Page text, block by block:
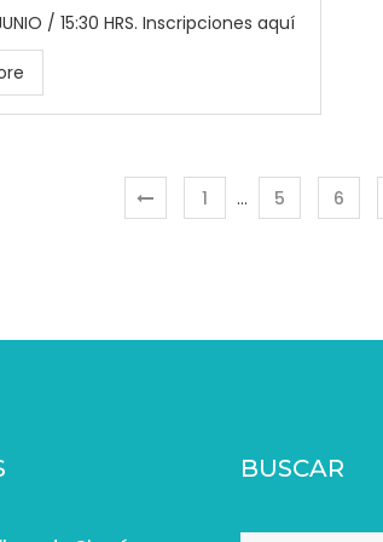
/ 15:30 HRS. Inscripciones aquí
1 … 5 6
BUSCAR